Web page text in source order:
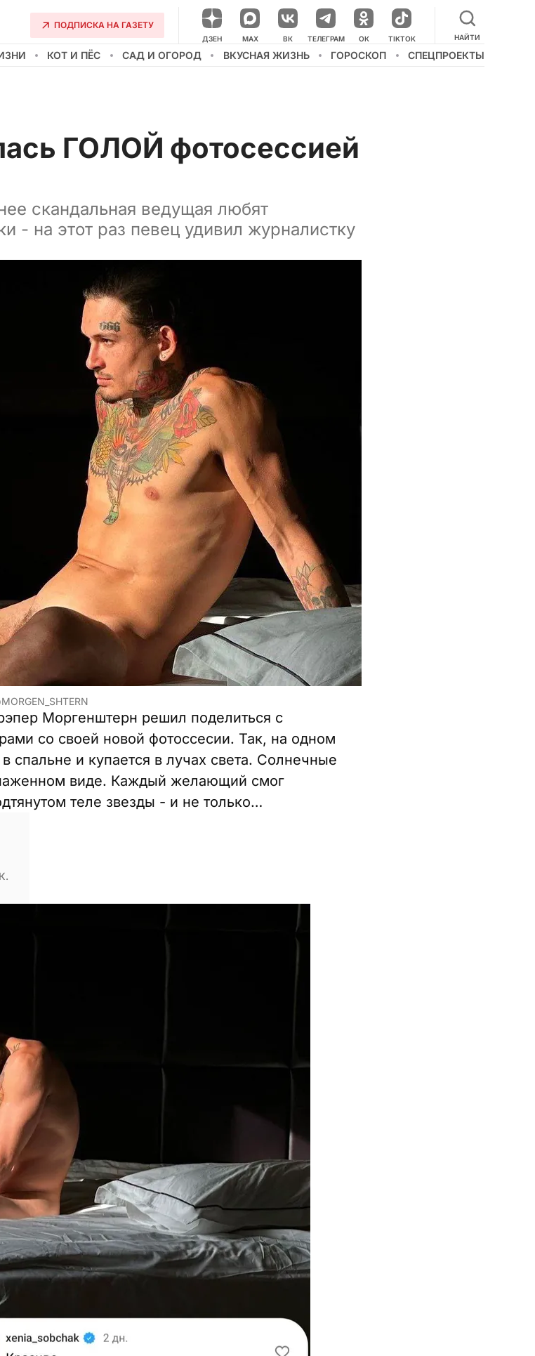
ПОДПИСКА НА ГАЗЕТУ
ДЗЕН НАШ КАНАЛ В МЕССЕНДЖЕРЕ
MAX ВК ТЕЛЕГРАМ ОК TIKTOK НАЙТИ
КОТ И ПЁС САД И ОГОРОД ВКУСНАЯ ЖИЗНЬ ГОРОСКОП СПЕЦПРОЕКТЫ
ГОЛОЙ фотосессией
скандальная ведущая любят
- на этот раз певец удивил журналистку
Моргенштерн решил поделиться с
со своей новой фотоссесии. Так, на одном
спальне и купается в лучах света. Солнечные
виде. Каждый желающий смог
теле звезды - и не только…